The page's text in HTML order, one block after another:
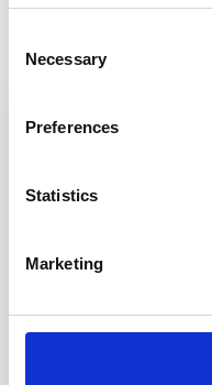
Selection
Necessary
Preferences
Statistics
Marketing